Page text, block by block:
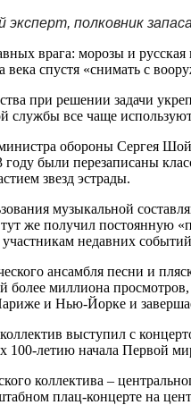
полковник
врага: морозы и
века спустя «снимать с
при решении задачи
службы все чаще
обороны Сергея
были перезаписаны
звезд эстрады.
музыкальной
же получил постоянную
недавних
ансамбля песни и
более миллиона
и Нью-Йорке и
выступил с
100-летию начала Первой
коллектива –
плац-концерте на